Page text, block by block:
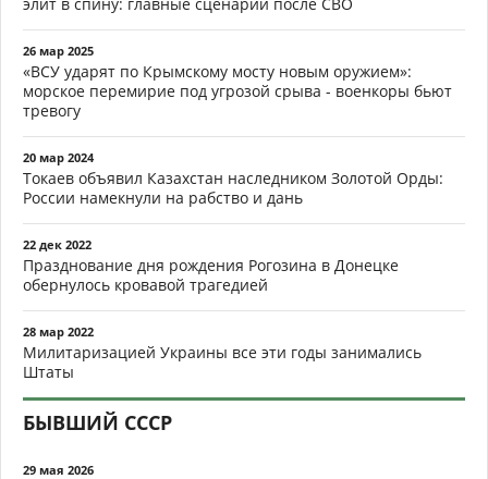
26 мар 2025
«ВСУ ударят по Крымскому мосту новым оружием»:
морское перемирие под угрозой срыва - военкоры бьют
тревогу
20 мар 2024
Токаев объявил Казахстан наследником Золотой Орды:
России намекнули на рабство и дань
22 дек 2022
Празднование дня рождения Рогозина в Донецке
обернулось кровавой трагедией
28 мар 2022
Милитаризацией Украины все эти годы занимались
Штаты
БЫВШИЙ СССР
29 мая 2026